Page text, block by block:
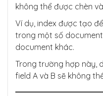
không thể được chèn
Ví dụ, index được tạo
trong một số
document khác.
Trong trường hợp này,
field A và B sẽ không